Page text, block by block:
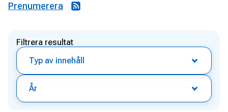
Prenumerera
Filtrera resultat
Typ av innehåll
År